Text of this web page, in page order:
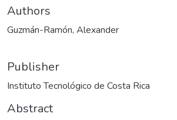
Authors
Guzmán-Ramón, Alexander
Publisher
Instituto Tecnológico de Costa Rica
Abstract